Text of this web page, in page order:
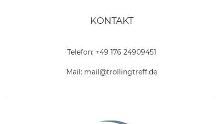
KONTAKT
Telefon: +49 176 24909451
Mail: mail@trollingtreff.de